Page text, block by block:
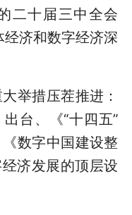
二十届三中全会
经济和数字经济深
举措压茬推进：
台、《“十四五”
数字中国建设整
济发展的顶层设